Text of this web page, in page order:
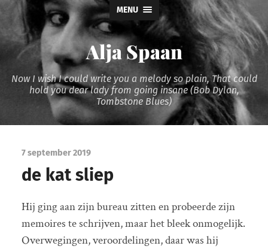
MENU
Alja Spaan
Now I wish I could write you a melody so plain, That could
hold you dear lady from going insane (Bob Dylan,
Tombstone Blues)
7 september 2019
de kat sliep
Hij ging aan zijn bureau zitten en probeerde zijn
memoires te schrijven, maar het bleek onmogelijk.
Overwegingen, veroordelingen, daar was hij